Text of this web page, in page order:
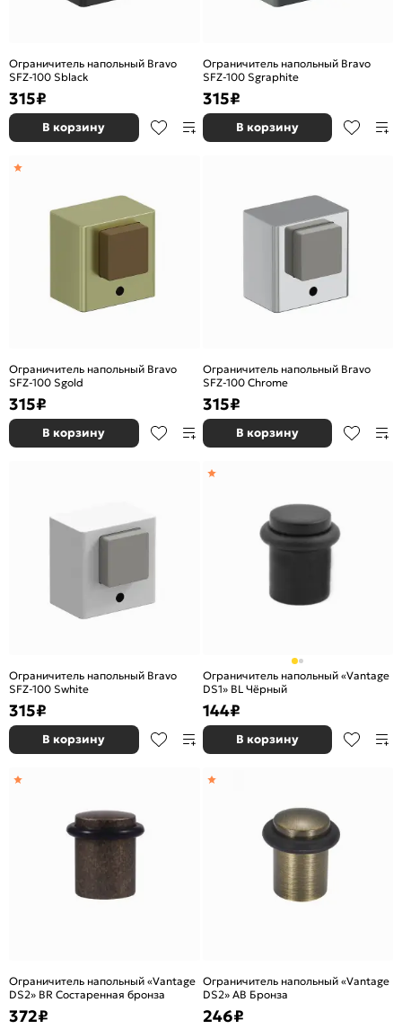
Ограничитель напольный Bravo
SFZ-100 Sblack
315₽
В корзину
Ограничитель напольный Bravo
SFZ-100 Sgraphite
315₽
В корзину
Ограничитель напольный Bravo
SFZ-100 Sgold
315₽
В корзину
Ограничитель напольный Bravo
SFZ-100 Chrome
315₽
В корзину
Ограничитель напольный Bravo
SFZ-100 Swhite
315₽
В корзину
Ограничитель напольный «Vantage
DS1» BL Чёрный
144₽
В корзину
Ограничитель напольный «Vantage
DS2» BR Состаренная бронза
372₽
Ограничитель напольный «Vantage
DS2» AB Бронза
246₽